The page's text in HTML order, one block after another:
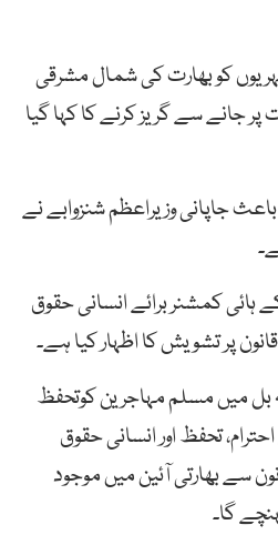
کو بھارت کی شمال مشرقی
جانے سے گریز کرنے کا کہا گیا
جاپانی وزیراعظم شنزوابے نے
ہائی کمشنر برائے انسانی حقوق
پر تشویش کا اظہار کیا ہے۔
میں مسلم مہاجرین کوتحفظ
تحفظ اور انسانی حقوق
سے بھارتی آئین میں موجود
گا۔